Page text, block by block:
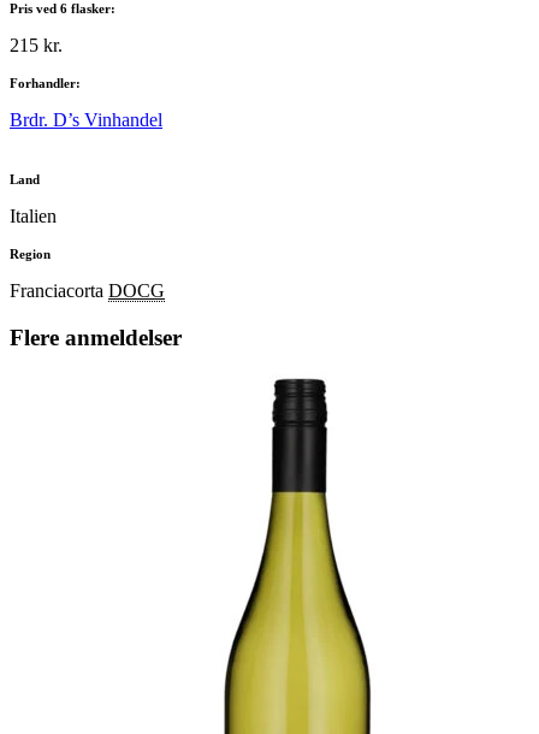
Pris ved 6 flasker:
215 kr.
Forhandler:
Brdr. D’s Vinhandel
Land
Italien
Region
Franciacorta DOCG
Flere anmeldelser